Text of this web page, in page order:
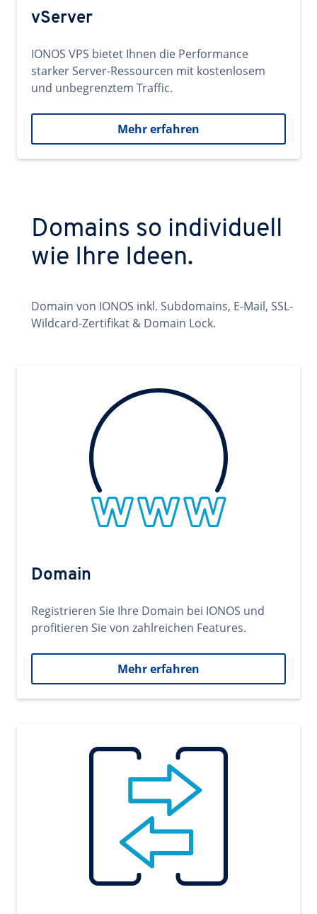
vServer
IONOS VPS bietet Ihnen die Performance
starker Server-Ressourcen mit kostenlosem
und unbegrenztem Traffic.
Mehr erfahren
Domains so individuell
wie Ihre Ideen.
Domain von IONOS inkl. Subdomains, E-Mail, SSL-
Wildcard-Zertifikat & Domain Lock.
Domain
Registrieren Sie Ihre Domain bei IONOS und
profitieren Sie von zahlreichen Features.
Mehr erfahren